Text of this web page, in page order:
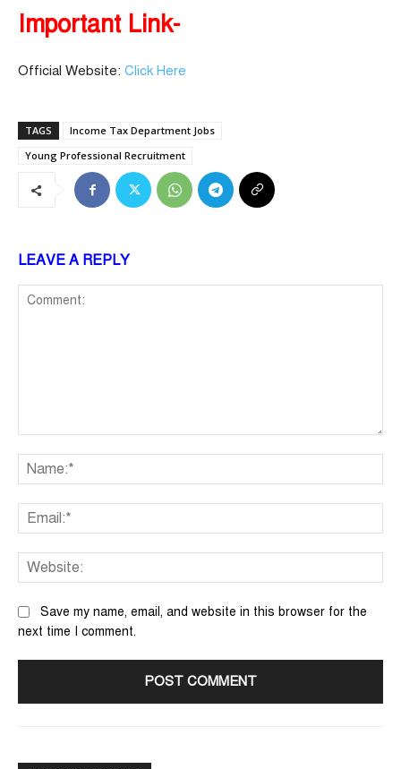
Important Link-
Official Website: Click Here
TAGS
Income Tax Department Jobs
Young Professional Recruitment
LEAVE A REPLY
Save my name, email, and website in this browser for the
next time I comment.